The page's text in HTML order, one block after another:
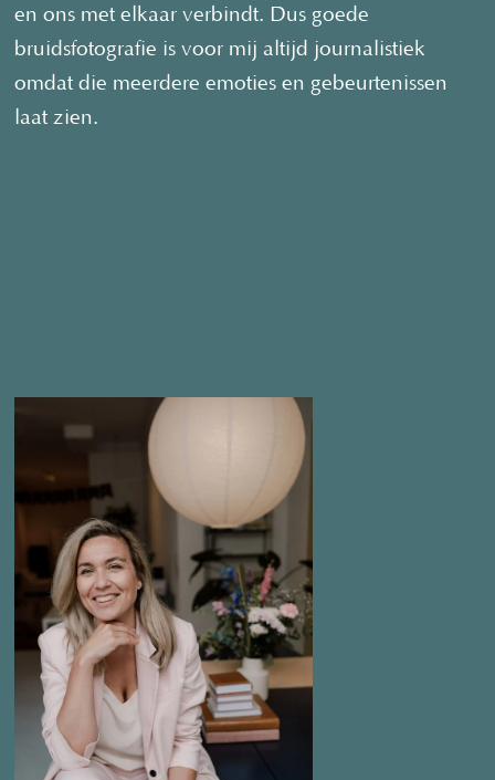
en ons met elkaar verbindt. Dus goede
bruidsfotografie is voor mij altijd journalistiek
omdat die meerdere emoties en gebeurtenissen
laat zien.